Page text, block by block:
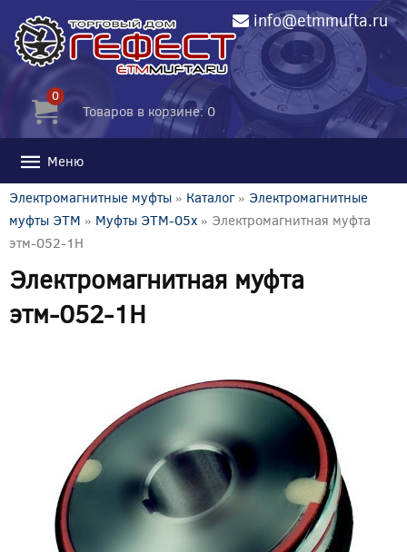
info@etmmufta.ru
0
Товаров в корзине: 0
Меню
Электромагнитные муфты » Каталог» Электромагнитные
муфты ЭТМ » Муфты ЭТМ-05x » Электромагнитная муфта
этм-052-1Н
Электромагнитная муфта
этм-052-1Н